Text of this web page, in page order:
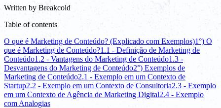
Written by Breakcold
Table of contents
O que é Marketing de Conteúdo? (Explicado com Exemplos)1°) O
que é Marketing de Conteúdo?1.1 - Definição de Marketing de
Conteúdo1.2 - Vantagens do Marketing de Conteúdo1.3 -
Desvantagens do Marketing de Conteúdo2°) Exemplos de
Marketing de Conteúdo2.1 - Exemplo em um Contexto de
Startup2.2 - Exemplo em um Contexto de Consultoria2.3 - Exemplo
em um Contexto de Agência de Marketing Digital2.4 - Exemplo
com Analogias